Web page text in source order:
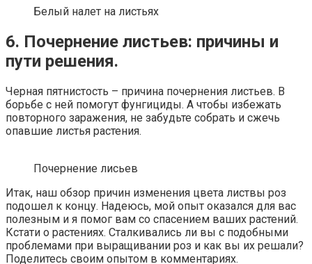
Белый налет на листьях
6. Почернение листьев: причины и
пути решения.
Черная пятнистость – причина почернения листьев. В
борьбе с ней помогут фунгициды. А чтобы избежать
повторного заражения, не забудьте собрать и сжечь
опавшие листья растения.
Почернение лисьев
Итак, наш обзор причин изменения цвета листвы роз
подошел к концу. Надеюсь, мой опыт оказался для вас
полезным и я помог вам со спасением ваших растений.
Кстати о растениях. Сталкивались ли вы с подобными
проблемами при выращивании роз и как вы их решали?
Поделитесь своим опытом в комментариях.